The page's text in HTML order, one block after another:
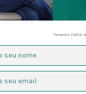
Terapias Celina